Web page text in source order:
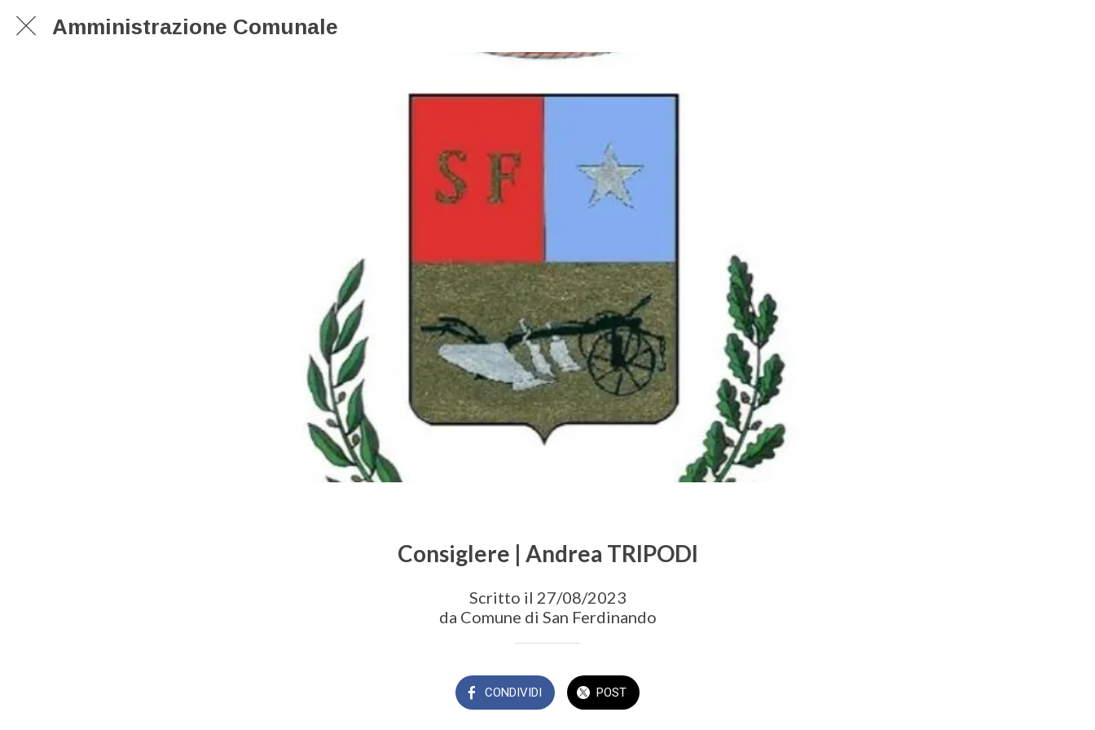
Amministrazione Comunale
Consiglere | Andrea TRIPODI
Scritto il 27/08/2023
da Comune di San Ferdinando
CONDIVIDI POST